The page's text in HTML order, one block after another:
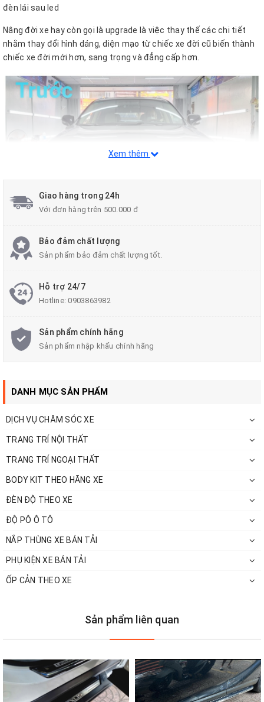
đèn lái sau led
Nâng đời xe hay còn gọi là upgrade là việc thay thế các chi tiết
nhằm thay đổi hình dáng, diện mạo từ chiếc xe đời cũ biến thành
chiếc xe đời mới hơn, sang trọng và đẳng cấp hơn.
Xe Lexus cũng giống xe Toyota, Ford, Mazda, Mercedes, BMW,
phom xe đời mới để thay đổi diện mạo cho chiếc xe sang trọng
hơn, lạ hơn mà với chi phí rẻ hơn rất nhiều so với việc mua chiếc
Xem thêm
Giao hàng trong 24h
Với đơn hàng trên 500.000 đ
Bảo đảm chất lượng
Sản phẩm bảo đảm chất lượng tốt.
Hỗ trợ 24/7
Hotline:0903863982
Sản phẩm chính hãng
Sản phẩm nhập khẩu chính hãng
DANH MỤC SẢN PHẨM
DỊCH VỤ CHĂM SÓC XE
TRANG TRÍ NỘI THẤT
TRANG TRÍ NGOẠI THẤT
BODY KIT THEO HÃNG XE
ĐÈN ĐỘ THEO XE
ĐỘ PÔ Ô TÔ
NẮP THÙNG XE BÁN TẢI
PHỤ KIỆN XE BÁN TẢI
ỐP CẢN THEO XE
Sản phẩm liên quan